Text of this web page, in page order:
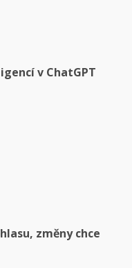
v ChatGPT
změny chce